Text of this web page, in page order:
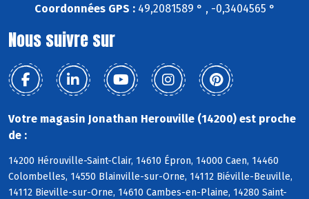
Coordonnées GPS :49,2081589 ° , -0,3404565 °
Nous suivre sur
Votre magasin Jonathan Herouville (14200) est proche
de :
14200 Hérouville-Saint-Clair, 14610 Épron, 14000 Caen, 14460
Colombelles, 14550 Blainville-sur-Orne, 14112 Biéville-Beuville,
14112 Bieville-sur-Orne, 14610 Cambes-en-Plaine, 14280 Saint-